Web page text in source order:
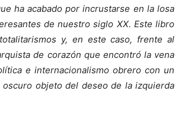
ha acabado por incrustarse en la losa
de nuestro siglo XX. Este libro
y, en este caso, frente al
de corazón que encontró la vena
e internacionalismo obrero con un
objeto del deseo de la izquierda